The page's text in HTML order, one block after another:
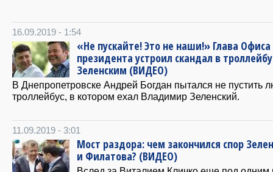
16.09.2019 - 1:54
«Не пускайте! Это не наши!» Глава Офиса
президента устроил скандал в
Зеленским (ВИДЕО)
В Днепропетровске Андрей Богдан пытался не пустить
троллейбус, в котором ехал Владимир Зеленский.
11.09.2019 - 3:01
Мост раздора: чем закончился спор
и Филатова? (ВИДЕО)